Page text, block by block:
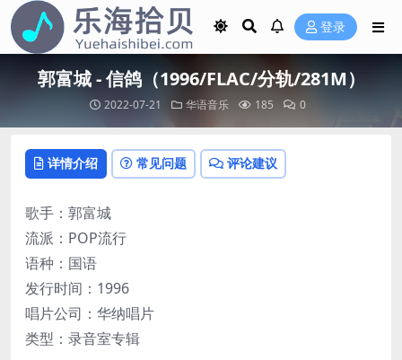
登录
郭富城 - 信鸽（1996/FLAC/分轨/281M）
2022-07-21 华语音乐 185 0
详情介绍 常见问题 评论建议
歌手：郭富城
流派：POP流行
语种：国语
发行时间：1996
唱片公司：华纳唱片
类型：录音室专辑